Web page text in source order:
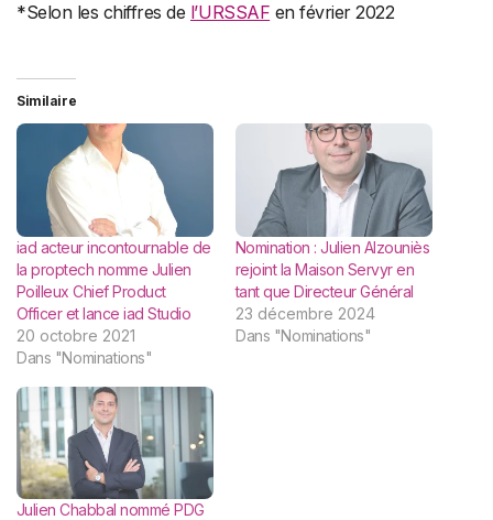
*Selon les chiffres de l’URSSAF en février 2022
Similaire
iad acteur incontournable de
la proptech nomme Julien
Poilleux Chief Product
Officer et lance iad Studio
20 octobre 2021
Dans "Nominations"
Nomination : Julien Alzouniès
rejoint la Maison Servyr en
tant que Directeur Général
23 décembre 2024
Dans "Nominations"
Julien Chabbal nommé PDG